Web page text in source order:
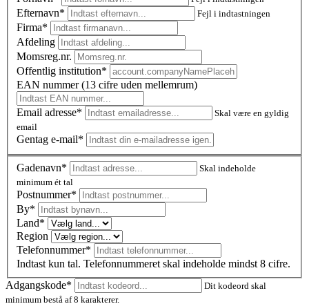
Efternavn* Fejl i indtastningen
Firma*
Afdeling
Momsreg.nr.
Offentlig institution*
EAN nummer (13 cifre uden mellemrum)
Email adresse*
Skal være en gyldig
email
Gentag e-mail*
Gadenavn*
Skal indeholde
minimum ét tal
Postnummer*
By*
Land*
Region
Telefonnummer*
Indtast kun tal. Telefonnummeret skal indeholde mindst 8 cifre.
Adgangskode*
Dit kodeord skal
minimum bestå af 8 karakterer.